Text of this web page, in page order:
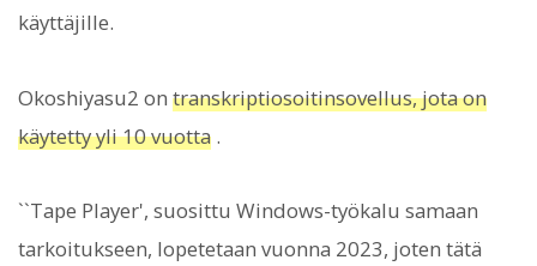
käyttäjille.
Okoshiyasu2 on transkriptiosoitinsovellus, jota on
käytetty yli 10 vuotta .
``Tape Player', suosittu Windows-työkalu samaan
tarkoitukseen, lopetetaan vuonna 2023, joten tätä